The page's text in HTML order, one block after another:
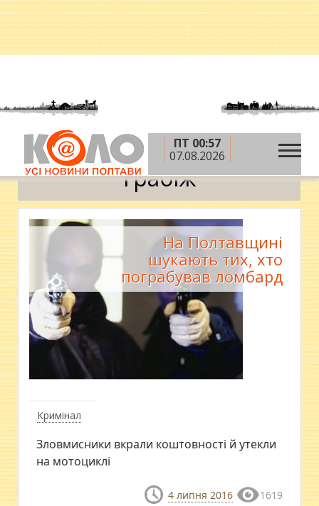
ПТ 00:57
07.08.2026
Головна » грабіж
грабіж
Кримінал
На Полтавщині
шукають тих, хто
пограбував ломбард
​Зловмисники вкрали коштовності й утекли
на мотоциклі
4 липня 2016 1619